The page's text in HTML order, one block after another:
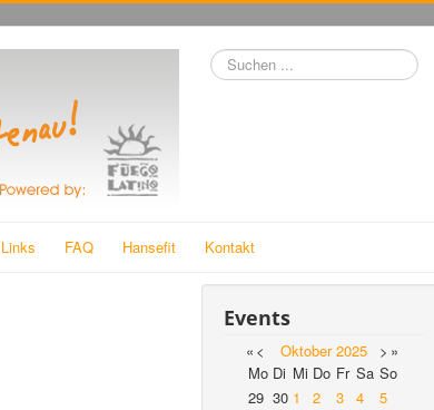
Suchen
...
Links FAQ Hansefit Kontakt
Events
« < Oktober 2025 > »
Mo Di Mi Do Fr Sa So
29 30 1 2 3 4
5